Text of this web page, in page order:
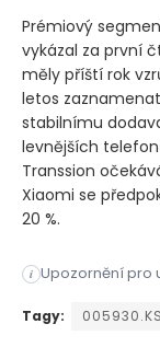
Prémiový
vykázal za první
měly příští rok
letos
stabilnímu
levnějších
Transsion
Xiaomi se
20 %.
i Upozornění pro
Globální trh se
Tagy: 005930.KS